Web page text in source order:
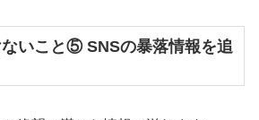
ないこと⑤ SNSの暴落情報を追